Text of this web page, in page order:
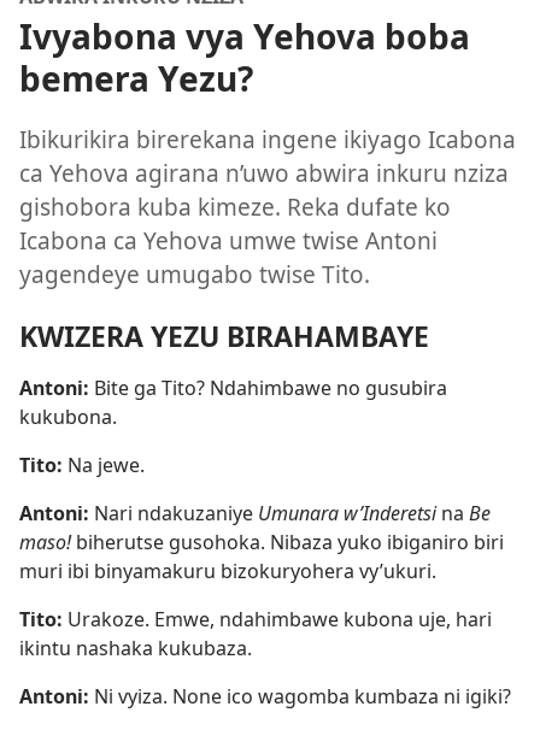
Ivyabona vya Yehova boba
bemera Yezu?
Ibikurikira birerekana ingene ikiyago Icabona
ca Yehova agirana n’uwo abwira inkuru nziza
gishobora kuba kimeze. Reka dufate ko
Icabona ca Yehova umwe twise Antoni
yagendeye umugabo twise Tito.
KWIZERA YEZU BIRAHAMBAYE
Antoni: Bite ga Tito? Ndahimbawe no gusubira
kukubona.
Tito: Na jewe.
Antoni: Nari ndakuzaniye Umunara w’Inderetsina Be
maso!biherutse gusohoka. Nibaza yuko ibiganiro biri
muri ibi binyamakuru bizokuryohera vy’ukuri.
Tito: Urakoze. Emwe, ndahimbawe kubona uje, hari
ikintu nashaka kukubaza.
Antoni: Ni vyiza. None ico wagomba kumbaza ni igiki?